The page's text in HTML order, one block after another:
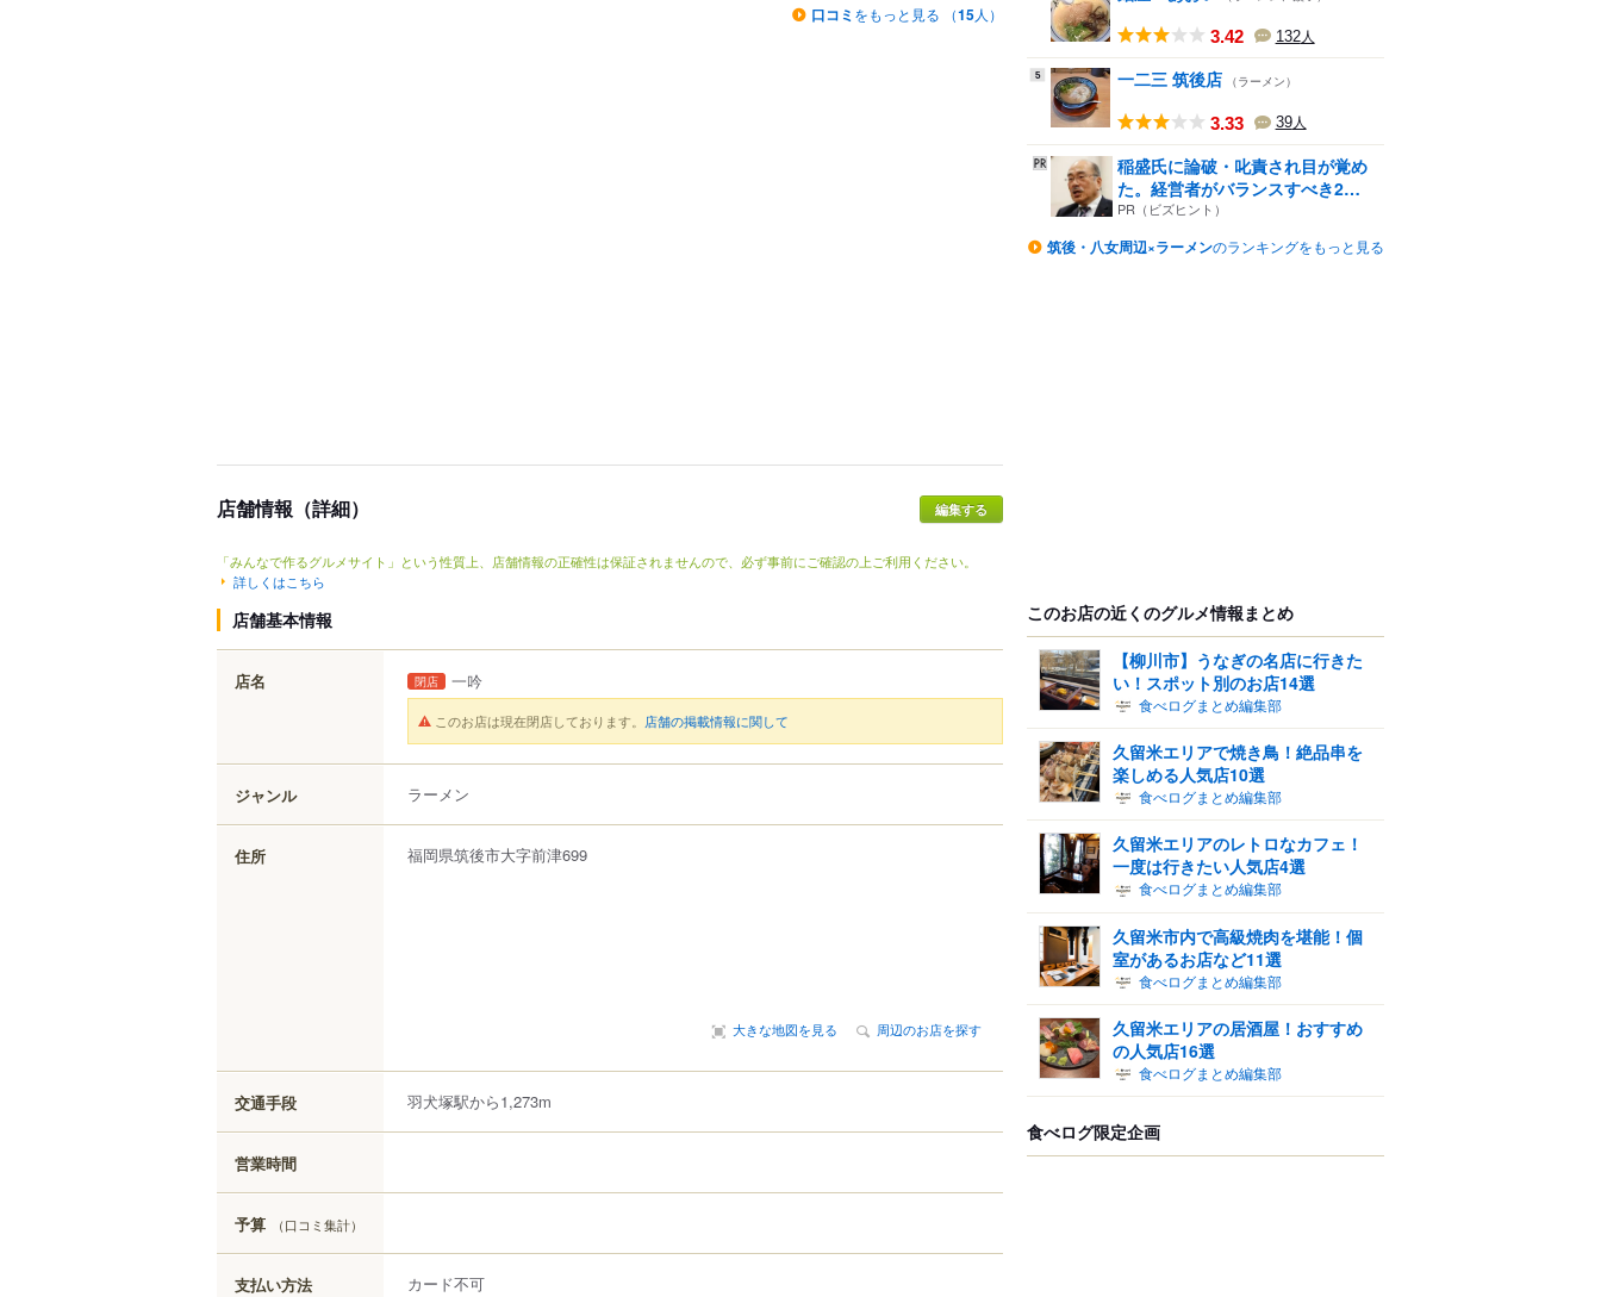
口コミ をもっと見る （15人）
店舗情報（詳細） 編集する
「みんなで作るグルメサイト」という性質上、店舗情報の正確性は保証されませんので、必ず事前にご確認の上ご利用ください。
詳しくはこちら
店舗基本情報
店名 閉店 一吟
このお店は現在閉店しております。 店舗の掲載情報に関して
ジャンル ラーメン
住所 福岡県筑後市大字前津699
大きな地図を見る 周辺のお店を探す
交通手段 羽犬塚駅から1,273m
営業時間
予算 （口コミ集計）
支払い方法
カード不可
3.42 132人
5 一二三 筑後店 （ラーメン）
3.33 39人
稲盛氏に論破・叱責され目が覚め
た。経営者がバランスすべき2
つ...
PR（ビズヒント）
筑後・八女周辺×ラーメンのランキングをもっと見る
このお店の近くのグルメ情報まとめ
【柳川市】うなぎの名店に行きた
い！スポット別のお店14選
食べログまとめ編集部
久留米エリアで焼き鳥！絶品串を
楽しめる人気店10選
食べログまとめ編集部
久留米エリアのレトロなカフェ！
一度は行きたい人気店4選
食べログまとめ編集部
久留米市内で高級焼肉を堪能！個
室があるお店など11選
食べログまとめ編集部
久留米エリアの居酒屋！おすすめ
の人気店16選
食べログまとめ編集部
食べログ限定企画